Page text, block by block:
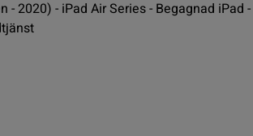
- 2020) - iPad Air Series - Begagnad